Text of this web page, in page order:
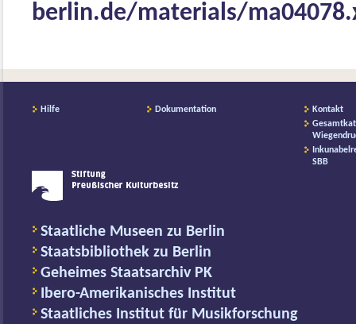
berlin.de/materials/
Hilfe Dokumentation
Kontakt
SBB
Staatliche Museen zu Berlin
Staatsbibliothek zu Berlin
Geheimes Staatsarchiv PK
Ibero-Amerikanisches Institut
Staatliches Institut für Musikforschung